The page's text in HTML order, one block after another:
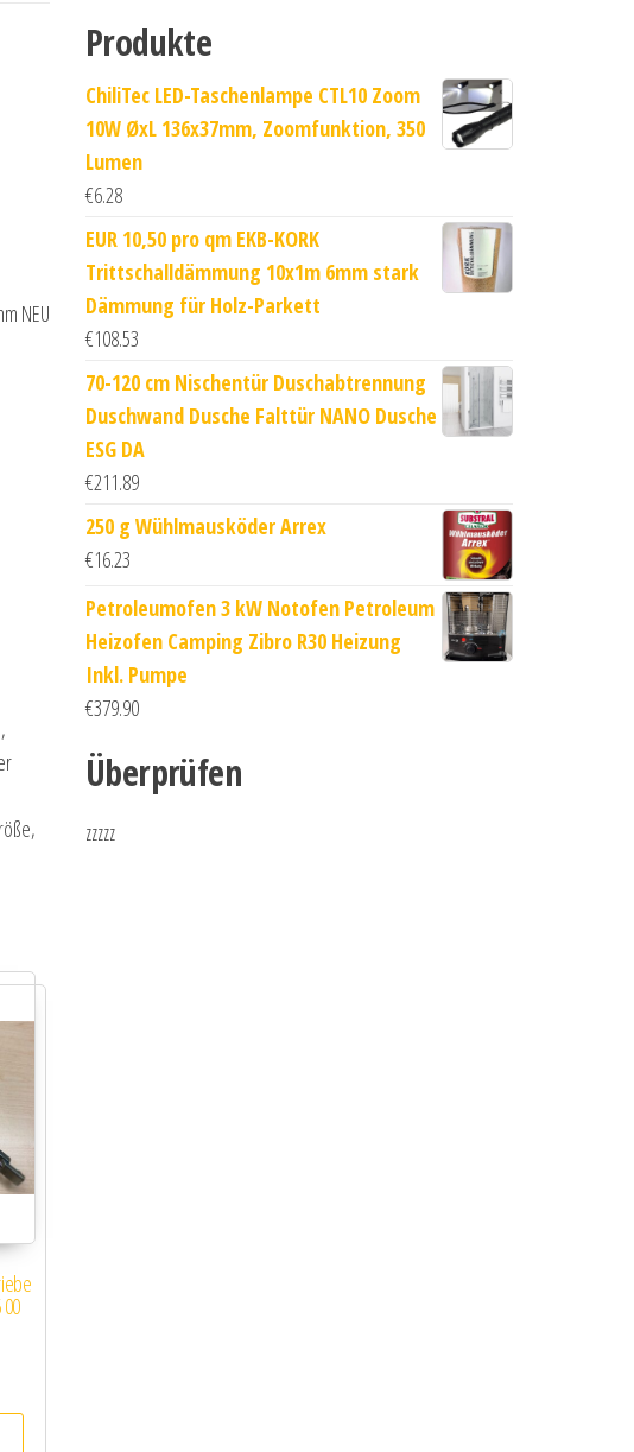
NEU
00
Produkte
ChiliTec LED-Taschenlampe CTL10 Zoom
10W ØxL 136x37mm, Zoomfunktion, 350
Lumen
€6.28
EUR 10,50 pro qm EKB-KORK
Trittschalldämmung 10x1m 6mm stark
Dämmung für Holz-Parkett
€108.53
70-120 cm Nischentür Duschabtrennung
Duschwand Dusche Falttür NANO Dusche
ESG DA
€211.89
250 g Wühlmausköder Arrex
€16.23
Petroleumofen 3 kW Notofen Petroleum
Heizofen Camping Zibro R30 Heizung
Inkl. Pumpe
€379.90
Überprüfen
zzzzz